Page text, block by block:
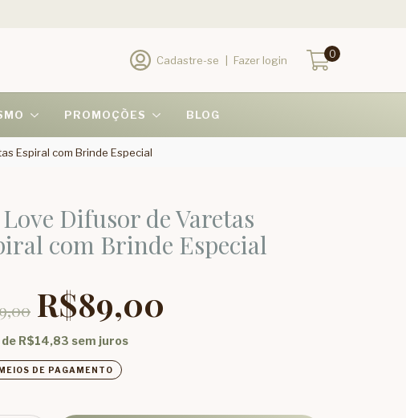
Cadastre-se Fazer login 0
PROMOÇÕES BLOG
Espiral com Brinde Especial
Difusor de Varetas
com Brinde Especial
R$89,00
de R$14,83 sem juros
DE PAGAMENTO